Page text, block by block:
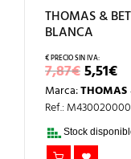
THOMAS &
BLANCA
7,87€EL
ERA:
7,87€.
5,51€EL
ES:
Marca:THOMAS
Ref.: M430020000
Stock